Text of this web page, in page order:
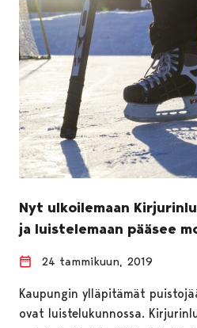
Nyt ulkoilemaan
ja luistelemaan pääsee
24 tammikuun, 2019
Kaupungin ylläpitämät
ovat luistelukunnossa.